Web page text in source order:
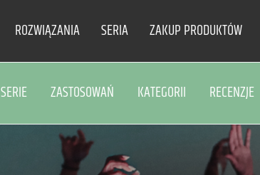
ROZWIĄZANIA SERIA ZAKUP PRODUKTÓW
SERIE ZASTOSOWAŃ KATEGORII RECENZJE